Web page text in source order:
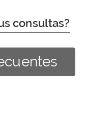
consultas?